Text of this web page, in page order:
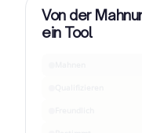
Von der
ein Tool